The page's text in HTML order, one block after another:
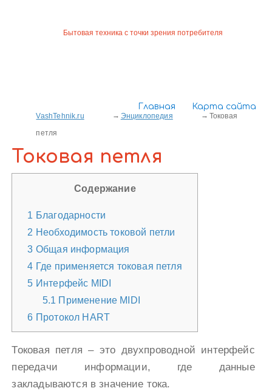
Главная Карта сайта
Бытовая техника с точки зрения потребителя
VashTehnik.ru Энциклопедия
Токовая
петля
Токовая петля
Содержание
1 Благодарности
2 Необходимость токовой петли
3 Общая информация
4 Где применяется токовая петля
5 Интерфейс MIDI
5.1 Применение MIDI
6 Протокол HART
Токовая петля – это двухпроводной интерфейс
передачи информации, где данные
закладываются в значение тока.